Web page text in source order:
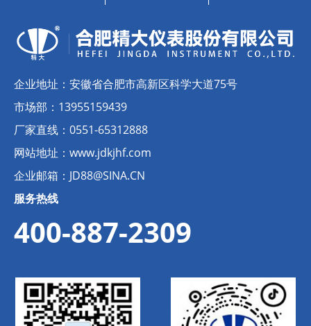
企业地址： 安徽省合肥市高新区科学大道75号
市场部： 13955159439
厂家直线： 0551-65312888
网站地址： www.jdkjhf.com
企业邮箱： JD88@SINA.CN
服务热线
400-887-2309